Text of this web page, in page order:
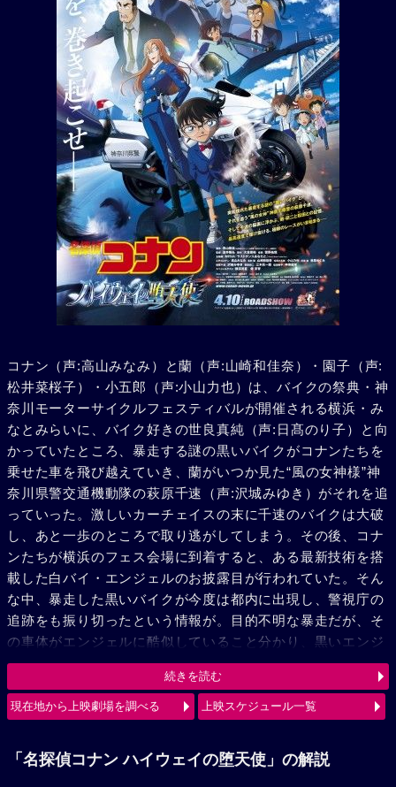
コナン（声:高山みなみ）と蘭（声:山崎和佳奈）・園子（声:
松井菜桜子）・小五郎（声:小山力也）は、バイクの祭典・神
奈川モーターサイクルフェスティバルが開催される横浜・み
なとみらいに、バイク好きの世良真純（声:日髙のり子）と向
かっていたところ、暴走する謎の黒いバイクがコナンたちを
乗せた車を飛び越えていき、蘭がいつか見た“風の女神様”神
奈川県警交通機動隊の萩原千速（声:沢城みゆき）がそれを追
っていった。激しいカーチェイスの末に千速のバイクは大破
し、あと一歩のところで取り逃がしてしまう。その後、コナ
ンたちが横浜のフェス会場に到着すると、ある最新技術を搭
載した白バイ・エンジェルのお披露目が行われていた。そん
な中、暴走した黒いバイクが今度は都内に出現し、警視庁の
追跡をも振り切ったという情報が。目的不明な暴走だが、そ
の車体がエンジェルに酷似していること分かり、黒いエンジ
ェル“ルシファー”と呼び、追跡を続ける。弟の萩原研二（声:
三木眞一郎）とその同期・松田陣平（声:神奈延年）との記憶
が脳裏によぎる千速。風の女神（エンジェル）VS 黒き堕天
続きを読む
現在地から上映劇場を調べる 上映スケジュール一覧
「名探偵コナン ハイウェイの堕天使」の解説